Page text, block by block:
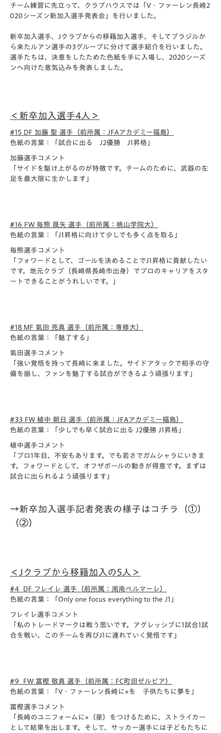
チーム練習に先立って、クラブハウスでは「V・ファーレン長崎2
020シーズン新加入選手発表会」
を行いました。
新卒加入選手、Jクラブからの移籍加入選手、 そしてブラジルか
ら来たルアン選手の3グループに分けて選手紹介を行いました。
選手たちは、決意をしたためた色紙を手に入場し、2020シーズ
ンへ向けた意気込みを発表しました。
＜新卒加入選手4人＞
#15 DF 加藤 聖 選手（前所属：JFAアカデミー福島）
色紙の言葉：「試合に出る J2優勝 J1昇格」
加藤選手コメント
「サイドを駆け上がるのが特徴です。チームのために、武器の左
足を最大限に生かします」
#16 FW 毎熊 晟矢 選手（前所属：桃山学院大）
色紙の言葉：「J1昇格に向けて少しでも多く点を取る」
毎熊選手コメント
「フォワードとして、
ゴールを決めることでJ1昇格に貢献したい
です。地元クラブ（長崎県長崎市出身） でプロのキャリアをスタ
ートできることがうれしいです。」
#18 MF 氣田 亮真 選手（前所属：専修大）
色紙の言葉：「魅了する」
氣田選手コメント
「強い覚悟を持って長崎に来ました。サイドアタックで相手の守
備を崩し、
ファンを魅了する試合ができるよう頑張ります」
#33 FW 植中 朝日 選手（前所属：JFAアカデミー福島）
色紙の言葉：「少しでも早く試合に出る J2優勝 J1昇格」
植中選手コメント
「プロ1年目、不安もあります。でも若さでガムシャラにいきま
す。フォワードとして、オフザボールの動きが得意です。まずは
試合に出られるよう頑張ります」
→新卒加入選手記者発表の様子はコチラ（①）
（②）
＜Jクラブから移籍加入の5人＞
#4 DF フレイレ 選手（前所属：湘南ベルマーレ）
色紙の言葉：「Only one focus everything to the J1」
フレイレ選手コメント
「私のトレードマークは戦う思いです。
アグレッシブに1試合1試
合を戦い、このチームを再びJ1に連れていく覚悟です」
#9 FW 富樫 敬真 選手（前所属：FC町田ゼルビア）
色紙の言葉：「V・ファーレン長崎に⭐︎を 子供たちに夢を」
富樫選手コメント
「長崎のユニフォームに⭐︎（星）をつけるために、
ストライカー
として結果を出します。そして、 サッカー選手には子どもたちに